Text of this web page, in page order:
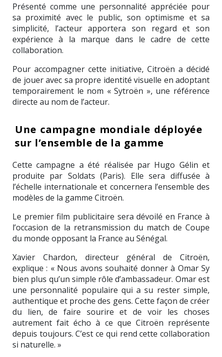
Présenté comme une personnalité appréciée pour
sa proximité avec le public, son optimisme et sa
simplicité, l’acteur apportera son regard et son
expérience à la marque dans le cadre de cette
collaboration.
Pour accompagner cette initiative, Citroën a décidé
de jouer avec sa propre identité visuelle en adoptant
temporairement le nom « Sytroën », une référence
directe au nom de l’acteur.
Une campagne mondiale déployée
sur l’ensemble de la gamme
Cette campagne a été réalisée par Hugo Gélin et
produite par Soldats (Paris). Elle sera diffusée à
l’échelle internationale et concernera l’ensemble des
modèles de la gamme Citroën.
Le premier film publicitaire sera dévoilé en France à
l’occasion de la retransmission du match de Coupe
du monde opposant la France au Sénégal.
Xavier Chardon, directeur général de Citroën,
explique : « Nous avons souhaité donner à Omar Sy
bien plus qu’un simple rôle d’ambassadeur. Omar est
une personnalité populaire qui a su rester simple,
authentique et proche des gens. Cette façon de créer
du lien, de faire sourire et de voir les choses
autrement fait écho à ce que Citroën représente
depuis toujours. C’est ce qui rend cette collaboration
si naturelle. »